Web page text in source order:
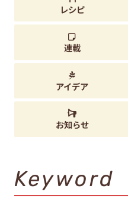
レシピ
連載
アイデア
お知らせ
Keyword